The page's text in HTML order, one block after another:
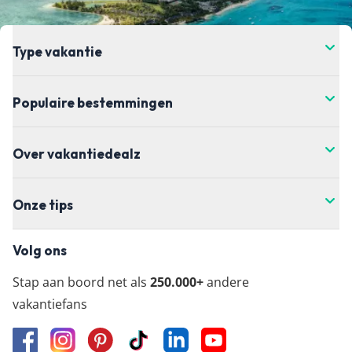
de meest actuele vanaf-prijs kun je het beste
doorklikken naar de aanbieder waar je je vakantie
wil boeken.
Type vakantie
Populaire bestemmingen
Over vakantiedealz
Onze tips
Volg ons
Stap aan boord net als 250.000+andere
vakantiefans